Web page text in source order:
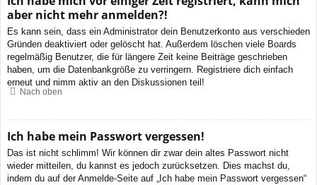
aber nicht mehr anmelden?!
Es kann sein, dass ein Administrator dein Benutzerkonto aus verschieden
Gründen deaktiviert oder gelöscht hat. Außerdem löschen viele Boards
regelmäßig Benutzer, die für längere Zeit keine Beiträge geschrieben
haben, um die Datenbankgröße zu verringern. Registriere dich einfach
erneut und nimm aktiv an den Diskussionen teil!
Nach oben
Ich habe mein Passwort vergessen!
Das ist nicht schlimm! Wir können dir zwar dein altes Passwort nicht
wieder mitteilen, du kannst es jedoch zurücksetzen. Dies machst du,
indem du auf der Anmelde-Seite auf „Ich habe mein Passwort vergessen“